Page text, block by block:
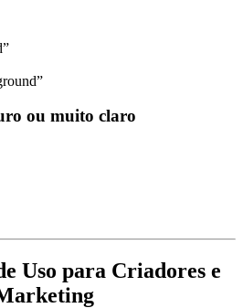
ou muito claro
Uso para Criadores e